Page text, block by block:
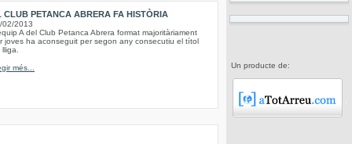
CLUB PETANCA ABRERA FA HISTÒRIA
02/2013
A del Club Petanca Abrera format majoritàriament
joves ha aconseguit per segon any consecutiu el títol
més... Un producte de: